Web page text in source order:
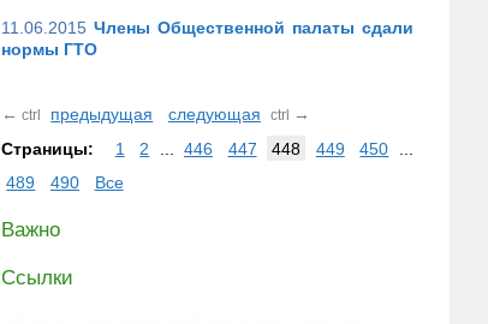
11.06.2015 Члены Общественной палаты сдали
нормы ГТО
← ctrl предыдущая следующая ctrl →
Страницы:
1 2 446 447 448 449 450
489
490 Все
Важно
Ссылки